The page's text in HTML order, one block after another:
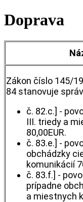
Doprava
Zákon číslo 145/
84 stanovuje
č. 82.c.] -
III. triedy a
80,00EUR.
č. 83.e.] -
obchádzky
komunikácií
č. 83.f.] -
prípadne
a miestnych